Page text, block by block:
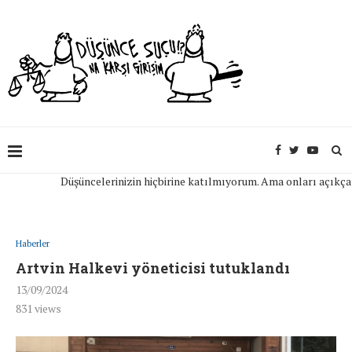
Düşüncelerinizin hiçbirine katılmıyorum. Ama onları açıkça
Haberler
Artvin Halkevi yöneticisi tutuklandı
13/09/2024
831views